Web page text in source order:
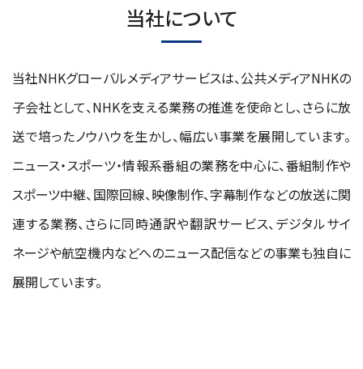
当社について
当社NHKグローバルメディアサービスは、公共メディアNHKの
子会社として、NHKを支える業務の推進を使命とし、さらに放
送で培ったノウハウを生かし、幅広い事業を展開しています。
ニュース・スポーツ・情報系番組の業務を中心に、番組制作や
スポーツ中継、国際回線、映像制作、字幕制作などの放送に関
連する業務、さらに同時通訳や翻訳サービス、デジタルサイ
ネージや航空機内などへのニュース配信などの事業も独自に
展開しています。